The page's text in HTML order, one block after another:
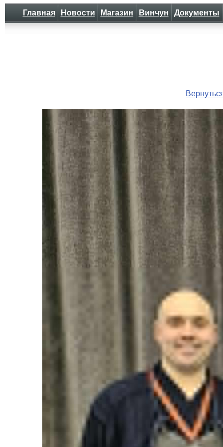
Главная Новости Магазин Винчун Документы